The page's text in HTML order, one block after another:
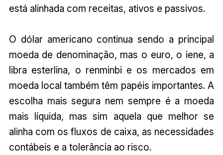
está alinhada com receitas, ativos e passivos.
O dólar americano continua sendo a principal
moeda de denominação, mas o euro, o iene, a
libra esterlina, o renminbi e os mercados em
moeda local também têm papéis importantes. A
escolha mais segura nem sempre é a moeda
mais líquida, mas sim aquela que melhor se
alinha com os fluxos de caixa, as necessidades
contábeis e a tolerância ao risco.